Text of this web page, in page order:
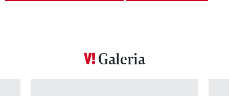
Galeria